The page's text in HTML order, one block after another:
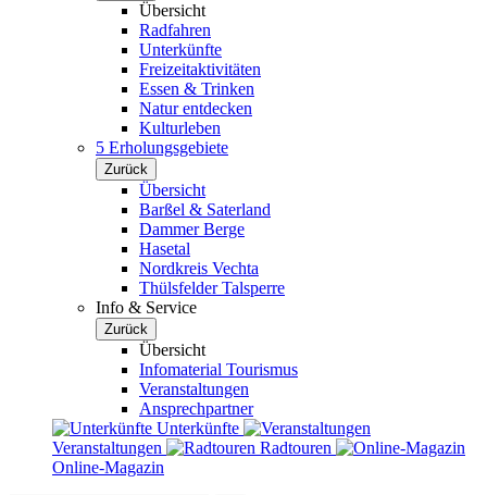
Übersicht
Radfahren
Unterkünfte
Freizeitaktivitäten
Essen & Trinken
Natur entdecken
Kulturleben
5 Erholungsgebiete
Zurück
Übersicht
Barßel & Saterland
Dammer Berge
Hasetal
Nordkreis Vechta
Thülsfelder Talsperre
Info & Service
Zurück
Übersicht
Infomaterial Tourismus
Veranstaltungen
Ansprechpartner
Unterkünfte
Veranstaltungen
Radtouren
Online-Magazin